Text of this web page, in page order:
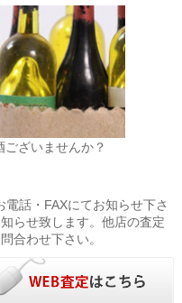
ざいませんか？
話・FAXにてお知らせ下さ
らせ致します。他店の査定
合わせ下さい。